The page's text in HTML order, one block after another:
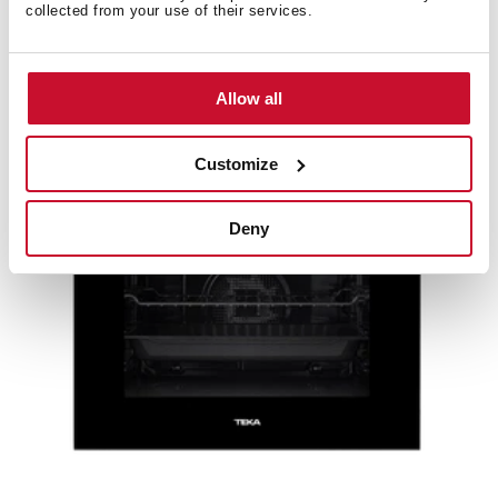
collected from your use of their services.
Allow all
Customize
Deny
Four multifonction Hydroclean inox 70L